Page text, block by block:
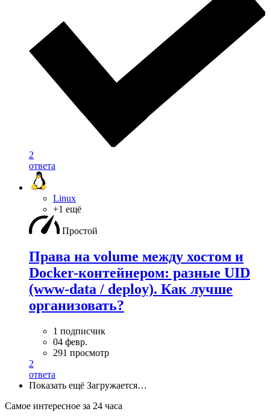
2
ответа
Linux
+1 ещё
Простой
Права на volume между хостом и
Docker-контейнером: разные UID
(www-data / deploy). Как лучше
организовать?
1 подписчик
04 февр.
291 просмотр
2
ответа
Показать ещё Загружается…
Самое интересное за 24 часа